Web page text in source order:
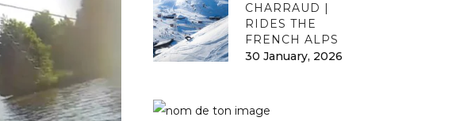
CHARRAUD |
RIDES THE
FRENCH ALPS
30 January, 2026